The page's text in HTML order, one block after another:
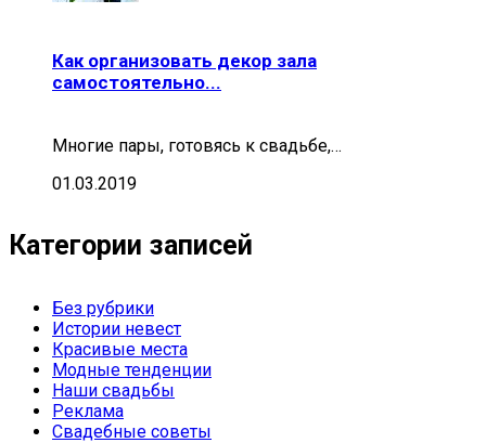
Как организовать декор зала
самостоятельно...
Многие пары, готовясь к свадьбе,…
01.03.2019
Категории записей
Без рубрики
Истории невест
Красивые места
Модные тенденции
Наши свадьбы
Реклама
Свадебные советы